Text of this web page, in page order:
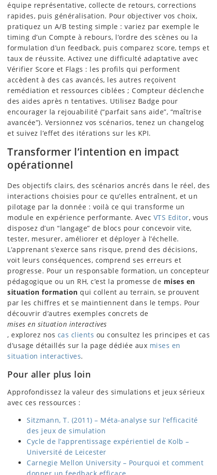
équipe représentative, collecte de retours, corrections
rapides, puis généralisation. Pour objectiver vos choix,
pratiquez un A/B testing simple : variez par exemple le
timing d’un Compte à rebours, l’ordre des scènes ou la
formulation d’un feedback, puis comparez score, temps et
taux de réussite. Activez une difficulté adaptative avec
Vérifier Score et Flags : les profils qui performent
accèdent à des cas avancés, les autres reçoivent
remédiation et ressources ciblées ; Compteur déclenche
des aides après n tentatives. Utilisez Badge pour
encourager la rejouabilité (“parfait sans aide”, “maîtrise
avancée”). Versionnez vos scénarios, tenez un changelog
et suivez l’effet des itérations sur les KPI.
Transformer l’intention en impact
opérationnel
Des objectifs clairs, des scénarios ancrés dans le réel, des
interactions choisies pour ce qu’elles entraînent, et un
pilotage par la donnée : voilà ce qui transforme un
module en expérience performante. Avec VTS Editor, vous
disposez d’un “langage” de blocs pour concevoir vite,
tester, mesurer, améliorer et déployer à l’échelle.
L’apprenant s’exerce sans risque, prend des décisions,
voit leurs conséquences, comprend ses erreurs et
progresse. Pour un responsable formation, un concepteur
pédagogique ou un RH, c’est la promesse de mises en
situation formation qui collent au terrain, se prouvent
par les chiffres et se maintiennent dans le temps. Pour
découvrir d’autres exemples concrets de
mises en situation interactives
, explorez nos cas clients ou consultez les principes et cas
d’usage détaillés sur la page dédiée aux mises en
situation interactives.
Pour aller plus loin
Approfondissez la valeur des simulations et jeux sérieux
avec ces ressources :
Sitzmann, T. (2011) – Méta-analyse sur l’efficacité
des jeux de simulation
Cycle de l’apprentissage expérientiel de Kolb –
Université de Leicester
Carnegie Mellon University – Pourquoi et comment